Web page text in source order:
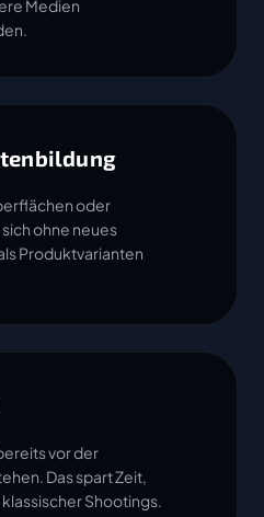
Medien
oder
ohne neues
Produktvarianten
vor der
Das spart Zeit,
Shootings.